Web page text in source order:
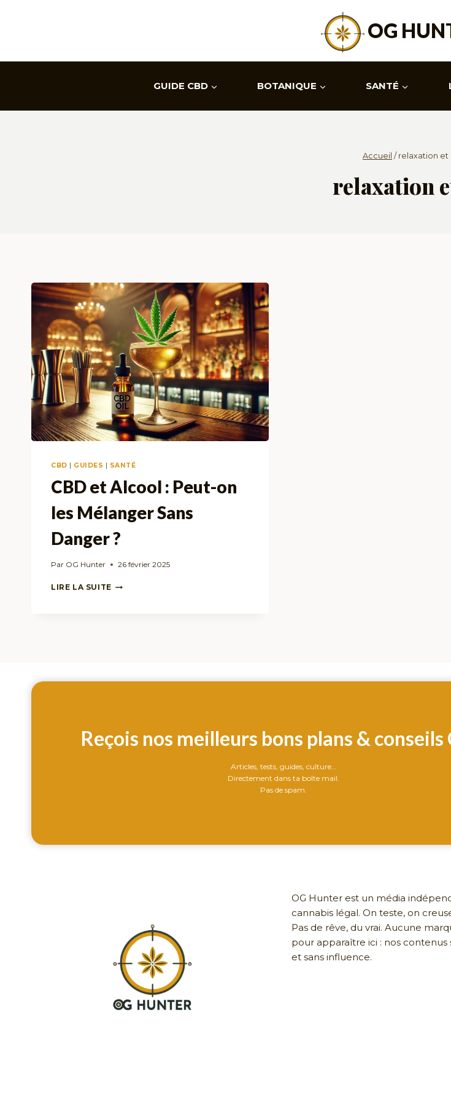
OG
GUIDE CBD BOTANIQUE SANTÉ
Accueil / relaxation et
relaxation
CBD GUIDES SANTÉ
CBD et Alcool : Peut-on
les Mélanger Sans
Danger ?
Par OG Hunter 26 février 2025
LIRE LA SUITECBD
Reçois nos meilleurs bons plans & conseils
Articles, tests, guides, culture…
Directement dans ta boîte mail.
Pas de spam.
OG Hunter est un média
cannabis légal. On teste, on
Pas de rêve, du vrai. Aucune
pour apparaître ici : nos contenus
et sans influence.